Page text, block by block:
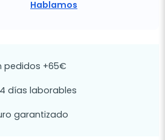
Hablamos
pedidos +65€
días laborables
garantizado